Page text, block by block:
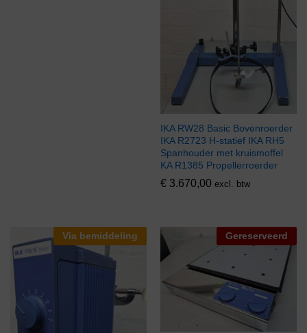
IKA RW28 Basic Bovenroerder
IKA R2723 H-statief IKA RH5
Spanhouder met kruismoffel
KA R1385 Propellerroerder
€ 3.670,00 excl. btw
Via bemiddeling Gereserveerd